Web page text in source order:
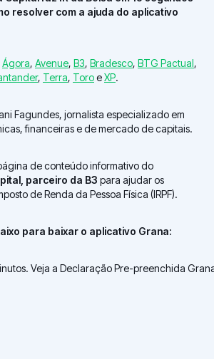
resolver com a ajuda do aplicativo
Ágora, Avenue, B3, Bradesco, BTG Pactual,
, Terra, ToroeXP.
Fagundes, jornalista especializado em
financeiras e de mercado de capitais.
de conteúdo informativo do
parceiro da B3 para ajudar os
de Renda da Pessoa Física (IRPF).
para baixar o aplicativo Grana: